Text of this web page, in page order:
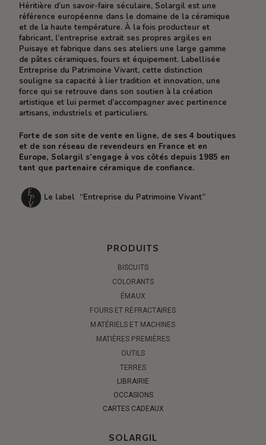
Héritière d’un savoir-faire séculaire, Solargil est une
référence européenne dans le domaine de la céramique
et de la haute température. À la fois producteur et
fabricant, l’entreprise extrait ses propres argiles en
Puisaye et fabrique dans ses ateliers une large gamme
de pâtes céramiques, fours et équipement. Labellisée
Entreprise du Patrimoine Vivant, cette distinction
souligne sa capacité à lier tradition et innovation, une
force qui se retrouve dans son soutien à la création
artistique et lui permet d’accompagner avec pertinence
artisans, industriels et particuliers.
Forte de son site de vente en ligne, de ses 4 boutiques
et de son réseau de revendeurs en France et en
Europe, Solargil s’engage à vos côtés depuis 1985 en
tant que partenaire céramique de confiance.
Le label “Entreprise du Patrimoine Vivant”
PRODUITS
BISCUITS
COLORANTS
ÉMAUX
FOURS ET RÉFRACTAIRES
MATÉRIELS ET MACHINES
MATIÈRES PREMIÈRES
OUTILS
TERRES
LIBRAIRIE
OCCASIONS
CARTES CADEAUX
SOLARGIL